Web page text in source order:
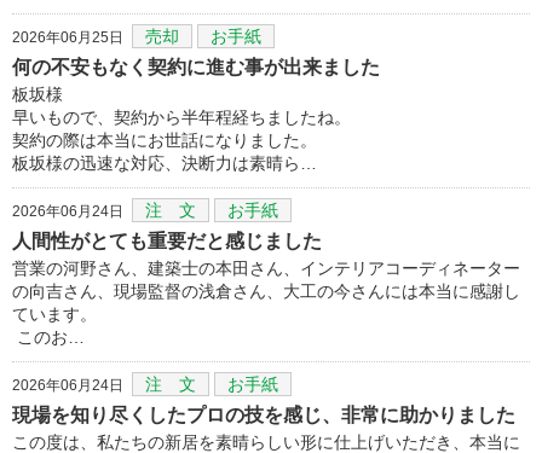
2026年06月25日 売却 お手紙
何の不安もなく契約に進む事が出来ました
板坂様
早いもので、契約から半年程経ちましたね。
契約の際は本当にお世話になりました。
板坂様の迅速な対応、決断力は素晴ら…
2026年06月24日 注 文 お手紙
人間性がとても重要だと感じました
営業の河野さん、建築士の本田さん、インテリアコーディネーター
の向吉さん、現場監督の浅倉さん、大工の今さんには本当に感謝し
ています。
このお…
2026年06月24日 注 文 お手紙
現場を知り尽くしたプロの技を感じ、非常に助かりました
この度は、私たちの新居を素晴らしい形に仕上げいただき、本当に